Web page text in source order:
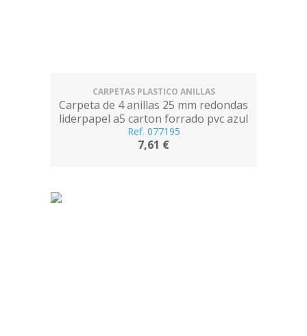
CARPETAS PLASTICO ANILLAS
Carpeta de 4 anillas 25 mm redondas
liderpapel a5 carton forrado pvc azul
celeste
Ref. 077195
7,61 €